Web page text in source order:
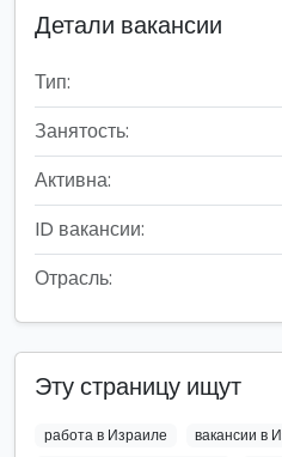
Детали вакансии
Тип:
Занятость:
Активна:
ID вакансии:
Отрасль:
Эту страницу ищут
работа в Израиле
вакансии в